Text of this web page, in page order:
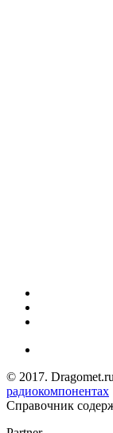
© 2017. Dragomet.ru
радиокомпонентах
Справочник